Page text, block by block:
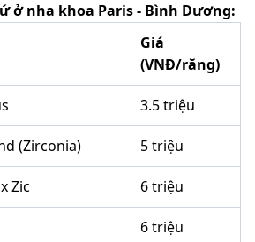
ở nha khoa Paris - Bình Dương:
Giá
(VNĐ/răng)
3.5 triệu
(Zirconia) 5 triệu
Zic 6 triệu
6 triệu